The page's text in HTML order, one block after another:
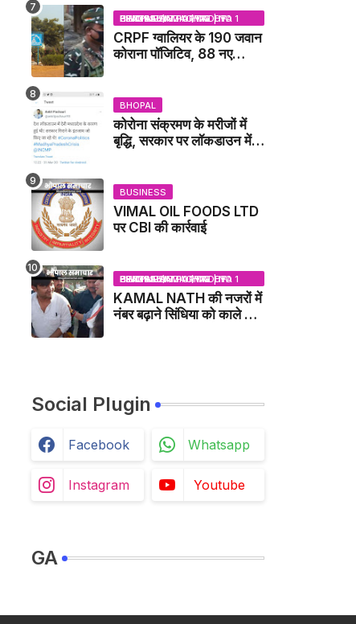
BHOPAL SAMACHAR | NO 1 HINDI NEWS PORTAL OF CENTRAL INDIA (MADHYA PRADESH)
CRPF ग्वालियर के 190 जवान
कोराना पॉजिटिव, 88 नए
BHOPAL
कोरोना संक्रमण के मरीजों में
बृद्धि, सरकार पर लॉकडाउन में
BUSINESS
VIMAL OIL FOODS LTD
पर CBI की कार्रवाई
BHOPAL SAMACHAR | NO 1 HINDI NEWS PORTAL OF CENTRAL INDIA (MADHYA PRADESH)
KAMAL NATH की नजरों में
नंबर बढ़ाने सिंधिया को काले झंडे
Social Plugin
Facebook Whatsapp
Instagram Youtube
GA